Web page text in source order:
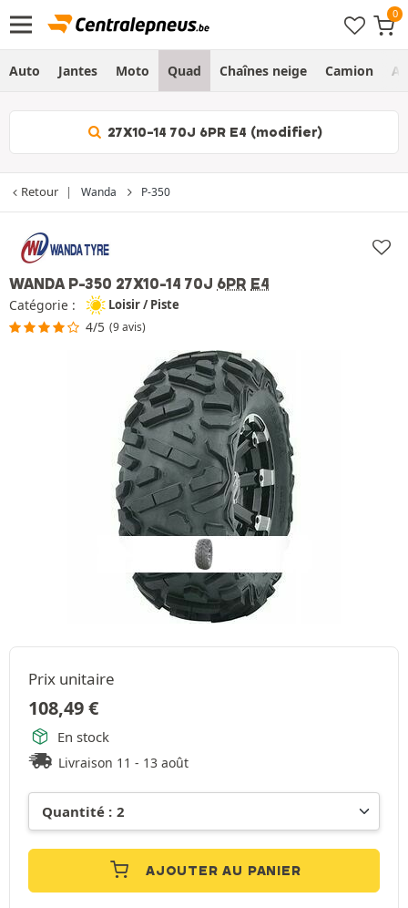
Auto Jantes Moto Quad Chaînes neige Camion
27X10-14 70J 6PR E4 (modifier)
Retour Wanda P-350
WANDA P-350 27X10-14 70J 6PR E4
Catégorie : Loisir / Piste
4/5 (9 avis)
Prix unitaire
108,49€
En stock
Livraison 11 - 13 août
AJOUTER AU PANIER